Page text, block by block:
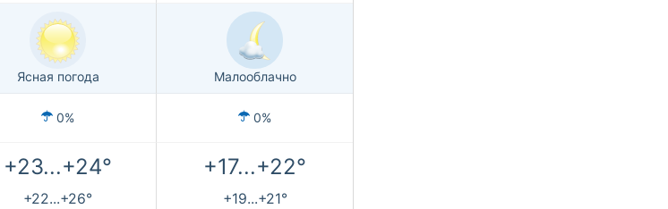
Ясная погода Малооблачно
0% 0%
+23...+24° +17...+22°
+22...+26° +19...+21°